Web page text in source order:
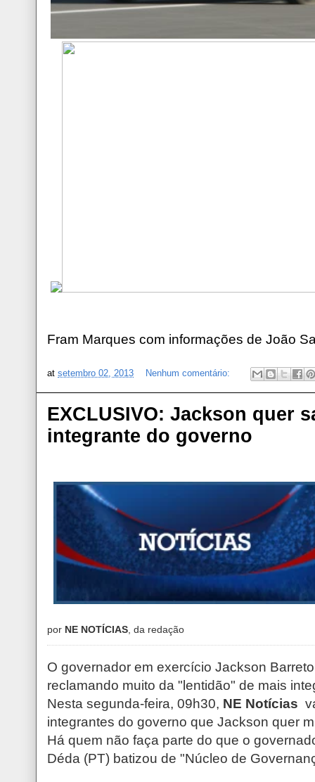
Fram Marques com informações de João
at setembro 02, 2013 Nenhum comentário:
EXCLUSIVO: Jackson quer
integrante do governo
por NE NOTÍCIAS , da redação
O governador em exercício Jackson
reclamando muito da "lentidão" de mais
Nesta segunda-feira, 09h30, NE Notícias
integrantes do governo que Jackson quer
Há quem não faça parte do que o
Déda (PT) batizou de "Núcleo de